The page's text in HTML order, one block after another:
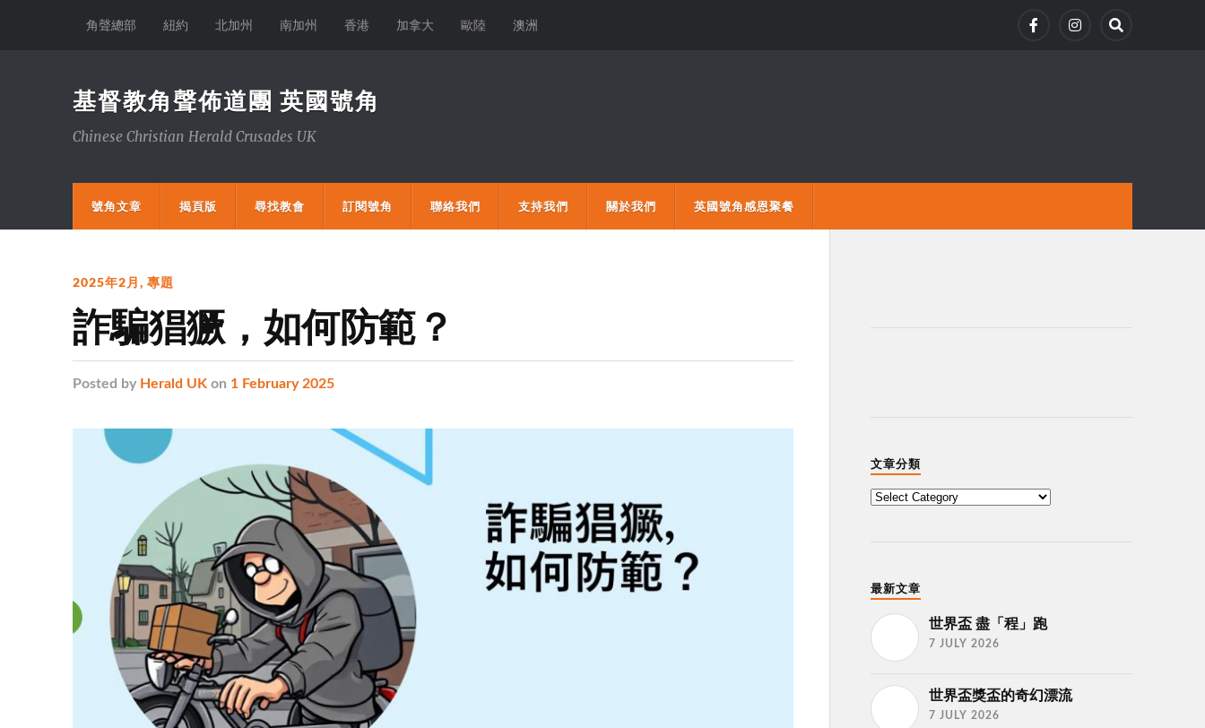
角聲總部 紐約 北加州 南加州 香港 加拿大 歐陸 澳洲
基督教角聲佈道團 英國號角
Chinese Christian Herald Crusades UK
號角文章 揭頁版 尋找教會 訂閱號角 聯絡我們 支持我們 關於我們 英國號角感恩聚餐
2025年2月, 專題
詐騙猖獗，如何防範？
Posted by Herald UK on 1 February 2025
文章分類
最新文章
世界盃 盡「程」跑
7 JULY 2026
世界盃獎盃的奇幻漂流
7 JULY 2026